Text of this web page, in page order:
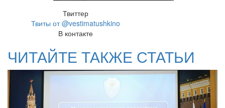
Твиттер
Твиты от @vestimatushkino
В контакте
ЧИТАЙТЕ ТАКЖЕ СТАТЬИ